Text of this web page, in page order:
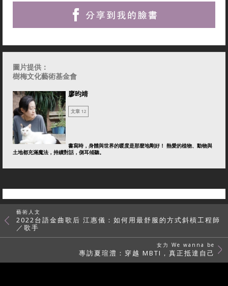
圖片提供：
樹梅文化藝術基金會
廖昀靖
文章 12
書寫時，身體與世界的暖度是那麼地剛好！ 熱愛的植物、動物與
土地都充滿魔法，持續對話，側耳傾聽。
藝術人文
2022台語金曲歌后 江惠儀：如何用最舒服的方式斜槓工程師
／歌手
女力 We wanna be
專訪夏瑄澧：穿越 MBTI，真正抵達自己